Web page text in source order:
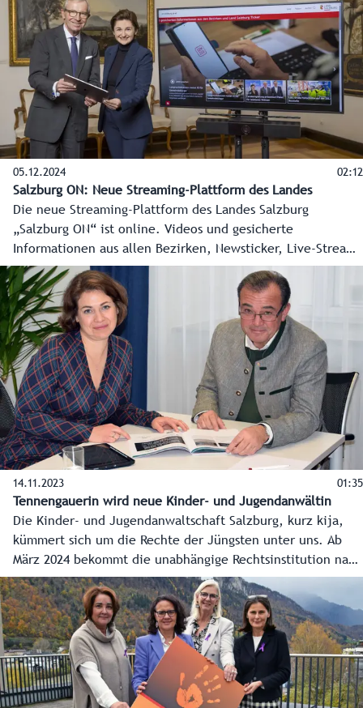
05.12.2024 02:12
Salzburg ON: Neue Streaming-Plattform des Landes
Die neue Streaming-Plattform des Landes Salzburg
„Salzburg ON“ ist online. Videos und gesicherte
Informationen aus allen Bezirken, Newsticker, Live-Streams
und vieles mehr zeigen die ganze Vielfalt des Landes
Salzburg. Landeshauptmann Wilfried Haslauer und
Landeshauptmann-Stellvertreterin Marlene Svazek drückten
vor kurzem symbolisch auf den Startknopf und Salzburg ON
ging online. Entwickelt wurde Salzburg ON von der
Salzburger Firma „kavedo“ mit Sitz in Puch-Urstein. Philipp
Venningen und Martin Kappacher wagten sich mit dem
Projekt auf neues Terrain. So wird Salzburg ON tagtäglich
die wichtigsten Informationen und schönsten Bilder aus
allen Regionen des Landes Salzburg auf die Smartphones
und Bildschirme der Bevölkerung bringen.
14.11.2023 01:35
Tennengauerin wird neue Kinder- und Jugendanwältin
Die Kinder- und Jugendanwaltschaft Salzburg, kurz kija,
kümmert sich um die Rechte der Jüngsten unter uns. Ab
März 2024 bekommt die unabhängige Rechtsinstitution nach
fast 20 Jahren eine neue Leiterin. Die 40-jährige
Magistrats-Juristin Johanna Fellinger übernimmt das Amt
als Kinder- und Jugendanwältin von Juristin und Mediatorin
Andrea Holz-Dahrenstaedt. Soziallandesrat Christian Pewny
traf die neue Kinder- und Jugendanwältin Johanna
Fellinger zu einem ersten Austausch.